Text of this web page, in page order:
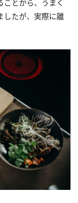
とから、うまく
したが、実際に離